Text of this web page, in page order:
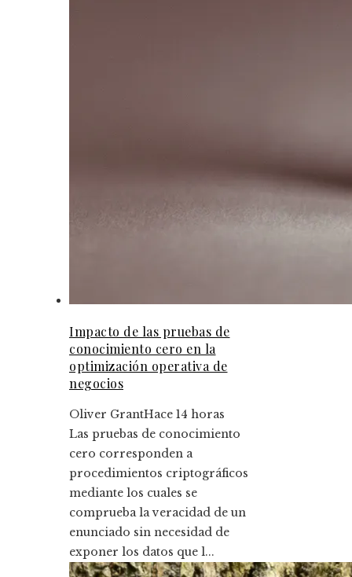
Impacto de las pruebas de
conocimiento cero en la
optimización operativa de
negocios
Oliver GrantHace 14 horas
Las pruebas de conocimiento
cero corresponden a
procedimientos criptográficos
mediante los cuales se
comprueba la veracidad de un
enunciado sin necesidad de
exponer los datos que l...